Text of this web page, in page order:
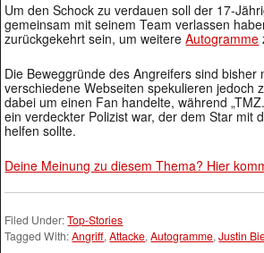
Um den Schock zu verdauen soll der 17-
gemeinsam mit seinem Team verlassen
zurückgekehrt sein, um weitereAutogramme
Die Beweggründe des Angreifers sind bisher
verschiedene Webseiten spekulieren jedoch
dabei um einen Fan handelte, während
ein verdeckter Polizist war, der dem Star mit
helfen sollte.
Deine Meinung zu diesem Thema? Hier
Filed Under:Top-Stories
Tagged With:Angriff,Attacke,Autogramme,Justin